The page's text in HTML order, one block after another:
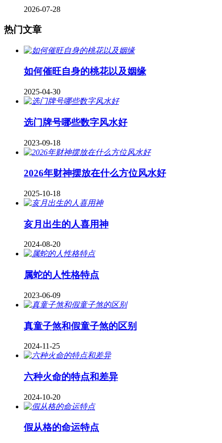
2026-07-28
热门文章
如何催旺自身的桃花以及姻缘
2025-04-30
​选门牌号哪些数字风水好
2023-09-18
2026年财神摆放在什么方位风水好
2025-10-18
亥月出生的人喜用神
2024-08-20
属蛇的人性格特点
2023-06-09
真童子煞和假童子煞的区别
2024-11-25
六种火命的特点和差异
2024-10-20
假从格的命运特点